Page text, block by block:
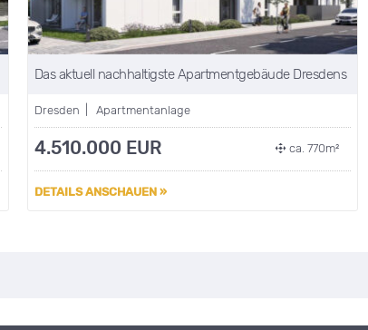
Das aktuell nachhaltigste Apartmentgebäude Dresdens
Dresden | Apartmentanlage
4.510.000 EUR ca. 770m²
DETAILS ANSCHAUEN »